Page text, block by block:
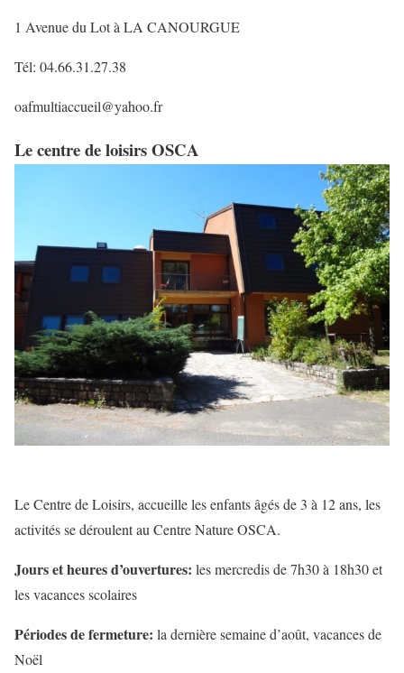
1 Avenue du Lot à LA CANOURGUE
Tél: 04.66.31.27.38
oafmultiaccueil@yahoo.fr
Le centre de loisirs OSCA
Le Centre de Loisirs, accueille les enfants âgés de 3 à 12 ans, les
activités se déroulent au Centre Nature OSCA.
Jours et heures d’ouvertures: les mercredis de 7h30 à 18h30 et
les vacances scolaires
Périodes de fermeture: la dernière semaine d’août, vacances de
Noël